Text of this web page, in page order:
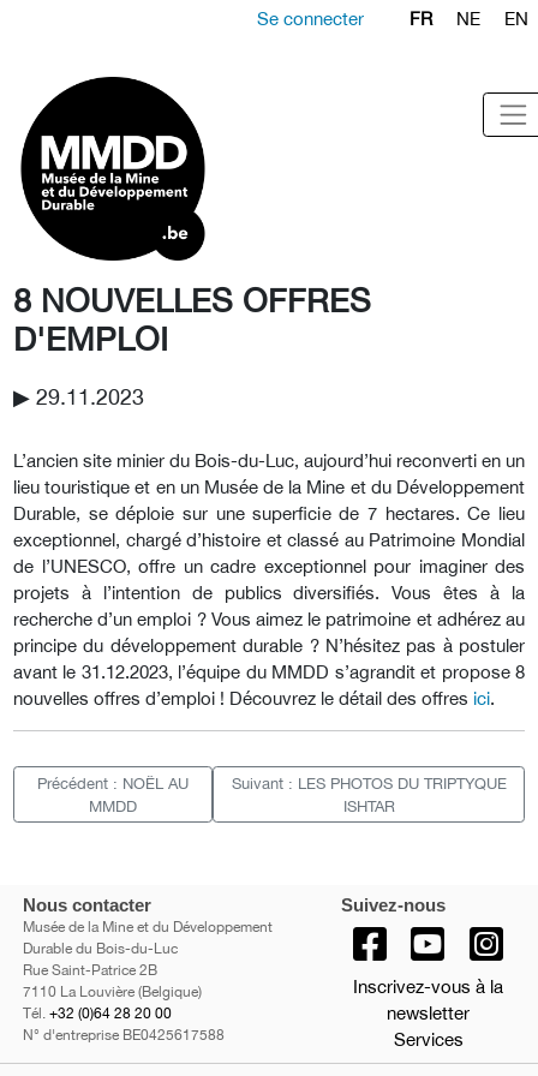
Se connecter FR NE EN
8 NOUVELLES OFFRES
D'EMPLOI
▶︎ 29.11.2023
L’ancien site minier du Bois-du-Luc, aujourd’hui reconverti en un
lieu touristique et en un Musée de la Mine et du Développement
Durable, se déploie sur une superficie de 7 hectares. Ce lieu
exceptionnel, chargé d’histoire et classé au Patrimoine Mondial
de l’UNESCO, offre un cadre exceptionnel pour imaginer des
projets à l’intention de publics diversifiés. Vous êtes à la
recherche d’un emploi ? Vous aimez le patrimoine et adhérez au
principe du développement durable ? N’hésitez pas à postuler
avant le 31.12.2023, l’équipe du MMDD s’agrandit et propose 8
nouvelles offres d’emploi ! Découvrez le détail des offres ici.
Précédent : NOËL AU
MMDD
Suivant : LES PHOTOS DU TRIPTYQUE
ISHTAR
Nous contacter
Musée de la Mine et du Développement
Durable du Bois-du-Luc
Rue Saint-Patrice 2B
7110 La Louvière (Belgique)
Tél. +32 (0)64 28 20 00
N° d'entreprise BE0425617588
Suivez-nous
Inscrivez-vous à la
newsletter
Services